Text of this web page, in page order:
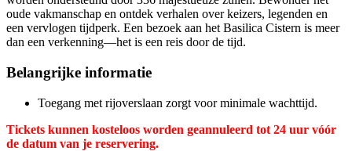
oude vakmanschap en ontdek verhalen over keizers, legenden en
een vervlogen tijdperk. Een bezoek aan het Basilica Cistern is meer
dan een verkenning—het is een reis door de tijd.
Belangrijke informatie
Toegang met rijoverslaan zorgt voor minimale wachttijd.
Tickets kunnen kosteloos worden geannuleerd tot 24 uur vóór
de datum van je reservering.